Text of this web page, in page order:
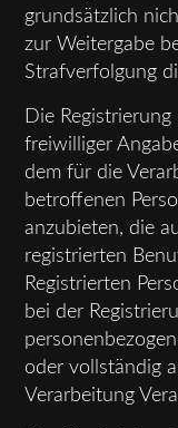
grundsätzlich
zur Weitergabe
Strafverfolgung
Die
freiwilliger
dem für die
betroffenen
anzubieten, die
registrierten
Registrierten
bei der
oder vollständig
Verarbeitung